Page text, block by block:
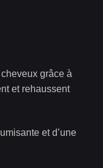
grâce à
et rehaussent
et d’une